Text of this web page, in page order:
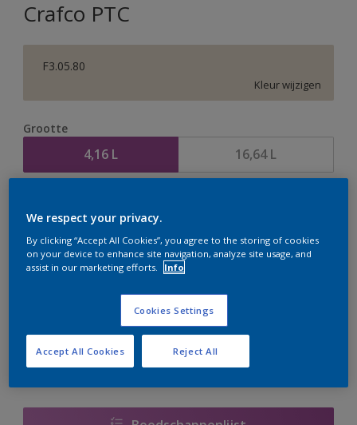
Crafco PTC
F3.05.80
Kleur wijzigen
Grootte
4,16 L 16,64 L
te bestellen. Houd de website in de gaten, we werken
er hard aan om de voorraad aan te vullen.
We respect your privacy.
By clicking “Accept All Cookies”, you agree to the storing of cookies
on your device to enhance site navigation, analyze site usage, and
assist in our marketing efforts.
Info
Cookies Settings
Reject All
Accept All Cookies